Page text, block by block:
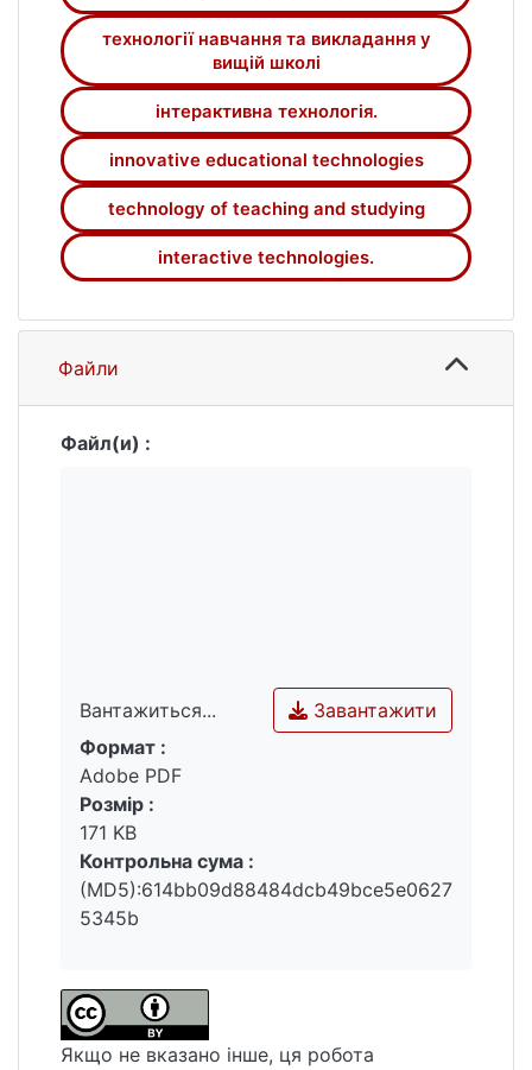
технології навчання та викладання у
вищій школі
інтерактивна технологія.
innovative educational technologies
technology of teaching and studying
interactive technologies.
Файли
Файл(и) :
Вантажиться...
Вантажиться...
Завантажити
Формат :
Adobe PDF
Розмір :
171 KB
Контрольна сума :
(MD5):614bb09d88484dcb49bce5e0627
5345b
Якщо не вказано інше, ця робота